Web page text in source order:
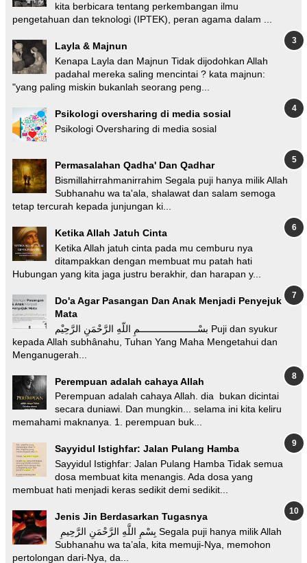
kita berbicara tentang perkembangan ilmu
pengetahuan dan teknologi (IPTEK), peran agama dalam ...
Layla & Majnun
Kenapa Layla dan Majnun Tidak dijodohkan Allah
padahal mereka saling mencintai ? kata majnun:
"yang paling miskin bukanlah seorang peng...
Psikologi oversharing di media sosial
Psikologi Oversharing di media sosial
Permasalahan Qadha' Dan Qadhar
Bismillahirrahmanirrahim Segala puji hanya milik Allah
Subhanahu wa ta'ala, shalawat dan salam semoga
tetap tercurah kepada junjungan ki...
Ketika Allah Jatuh Cinta
Ketika Allah jatuh cinta pada mu cemburu nya
ditampakkan dengan membuat mu patah hati
Hubungan yang kita jaga justru berakhir, dan harapan y...
Do'a Agar Pasangan Dan Anak Menjadi Penyejuk
Mata
بسْـــــــــــــــــــــمِ اللّهِ الرَّحْمَنِ الرَّحِيْم Puji dan syukur
kepada Allah subhânahu, Tuhan Yang Maha Mengetahui dan
Menganugerah...
Perempuan adalah cahaya Allah
Perempuan adalah cahaya Allah. dia bukan dicintai
secara duniawi. Dan mungkin... selama ini kita keliru
memahami maknanya. 1. perempuan buk...
Sayyidul Istighfar: Jalan Pulang Hamba
Sayyidul Istighfar: Jalan Pulang Hamba Tidak semua
dosa membuat kita menangis. Ada dosa yang
membuat hati menjadi keras sedikit demi sedikit...
Jenis Jin Berdasarkan Tugasnya
Subhanahu wa ta’ala, kita memuji-Nya, memohon
pertolongan dari-Nya, da...